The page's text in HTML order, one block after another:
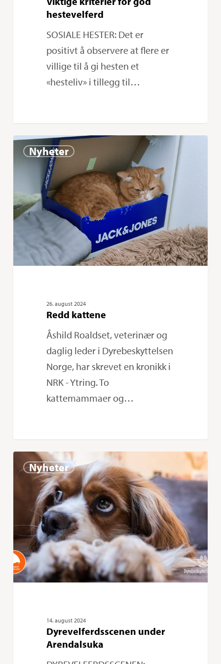
hestevelferd
SOSIALE HESTER: Det er
positivt å observere at flere er
villige til å gi hesten et
«hesteliv» i tillegg til…
Redd
kattene
Nyheter
26. august 2024
Redd kattene
Åshild Roaldset, veterinær og
daglig leder i Dyrebeskyttelsen
Norge, har skrevet en kronikk i
NRK - Ytring. To
kattemammaer og…
0
Dyrevelferdsscenen
under
Arendalsuka
Nyheter
14. august 2024
Dyrevelferdsscenen under
Arendalsuka